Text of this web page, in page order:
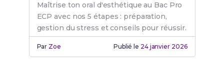
Maîtrise ton oral d'esthétique au Bac Pro
ECP avec nos 5 étapes : préparation,
gestion du stress et conseils pour réussir.
Par Zoe Publié le 24 janvier 2026